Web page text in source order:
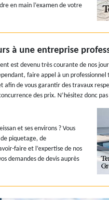
en main l’examen de votre
à une entreprise
est devenu très courante de nos
faire appel à un professionnel
afin de vous garantir des travaux
des prix. N’hésitez donc
et ses environs ? Vous
piquetage, de
faire et l’expertise de nos
demandes de devis auprès